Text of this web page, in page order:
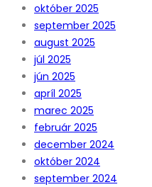
október 2025
september 2025
august 2025
júl 2025
jún 2025
apríl 2025
marec 2025
február 2025
december 2024
október 2024
september 2024